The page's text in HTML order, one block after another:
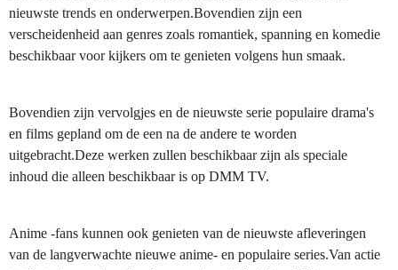
nieuwste trends en onderwerpen.Bovendien zijn een
verscheidenheid aan genres zoals romantiek, spanning en komedie
beschikbaar voor kijkers om te genieten volgens hun smaak.
Bovendien zijn vervolgjes en de nieuwste serie populaire drama's
en films gepland om de een na de andere te worden
uitgebracht.Deze werken zullen beschikbaar zijn als speciale
inhoud die alleen beschikbaar is op DMM TV.
Anime -fans kunnen ook genieten van de nieuwste afleveringen
van de langverwachte nieuwe anime- en populaire series.Van actie